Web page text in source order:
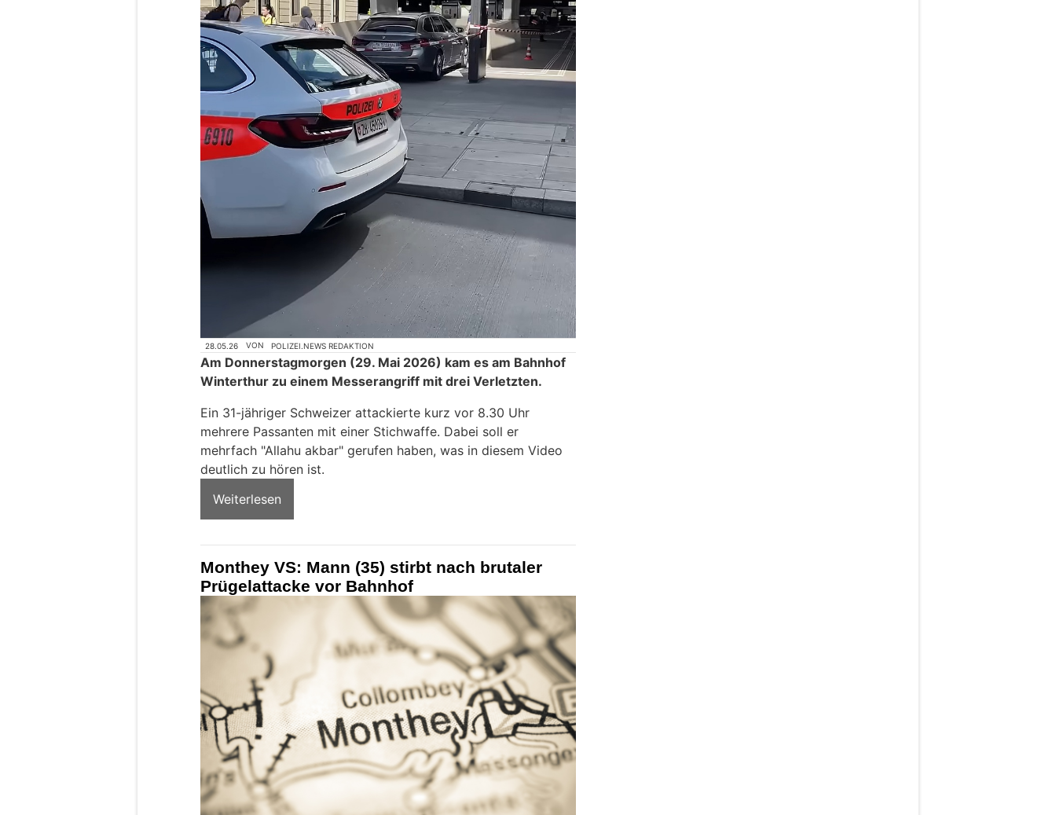
28.05.26 VON POLIZEI.NEWS REDAKTION
Am Donnerstagmorgen (29. Mai 2026) kam es am Bahnhof
Winterthur zu einem Messerangriff mit drei Verletzten.
Ein 31-jähriger Schweizer attackierte kurz vor 8.30 Uhr
mehrere Passanten mit einer Stichwaffe. Dabei soll er
mehrfach "Allahu akbar" gerufen haben, was in diesem Video
deutlich zu hören ist.
Weiterlesen
Monthey VS: Mann (35) stirbt nach brutaler
Prügelattacke vor Bahnhof